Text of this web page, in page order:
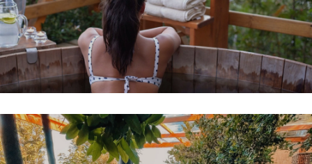
Reserva tu Tinaja